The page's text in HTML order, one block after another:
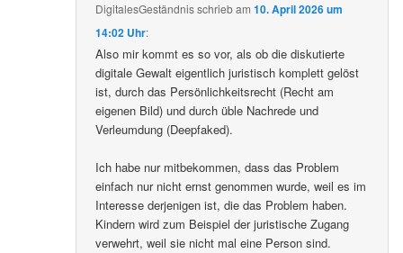
DigitalesGeständnisschriebam10. April 2026 um
14:02 Uhr:
Also mir kommt es so vor, als ob die diskutierte
digitale Gewalt eigentlich juristisch komplett gelöst
ist, durch das Persönlichkeitsrecht (Recht am
eigenen Bild) und durch üble Nachrede und
Verleumdung (Deepfaked).
Ich habe nur mitbekommen, dass das Problem
einfach nur nicht ernst genommen wurde, weil es im
Interesse derjenigen ist, die das Problem haben.
Kindern wird zum Beispiel der juristische Zugang
verwehrt, weil sie nicht mal eine Person sind.